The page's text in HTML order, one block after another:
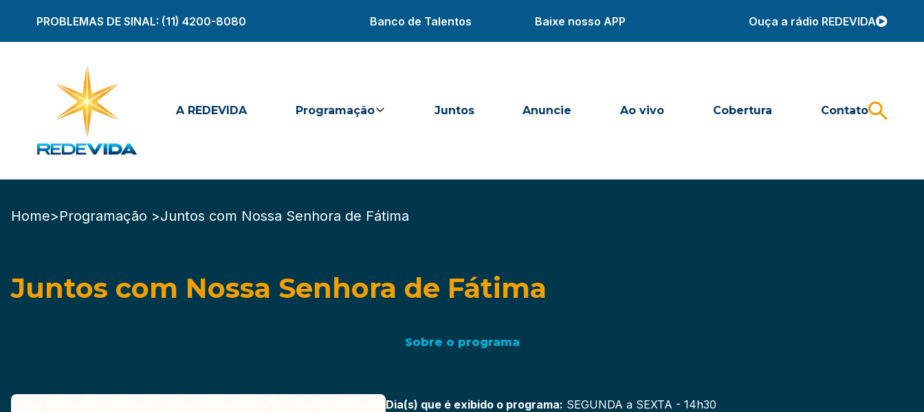
PROBLEMAS DE SINAL: (11) 4200-8080 Banco de Talentos Baixe nosso APP Ouça a rádio REDEVIDA
A REDEVIDA Programação Juntos Anuncie Ao vivo Cobertura Contato
Home>Programação >Juntos com Nossa Senhora de Fátima
Juntos com Nossa Senhora de Fátima
Sobre o programa
Dia(s) que é exibido o programa: SEGUNDA a SEXTA - 14h30